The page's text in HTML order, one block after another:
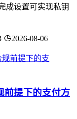
成设置可实现私钥
2026-08-06
前提下的支付方